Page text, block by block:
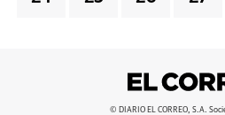
© DIARIO EL CORREO, S.A.